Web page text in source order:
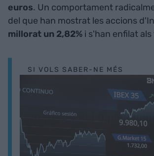
euros. Un comportament
del que han mostrat les accions
millorat un 2,82% i s'han enfilat als
SI VOLS SABER-NE MÉS